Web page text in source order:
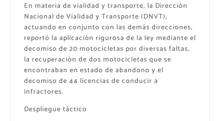
En materia de vialidad y transporte, la Dirección
Nacional de Vialidad y Transporte (DNVT),
actuando en conjunto con las demás direcciones,
reportó la aplicación rigurosa de la ley mediante el
decomiso de 20 motocicletas por diversas faltas,
la recuperación de dos motocicletas que se
encontraban en estado de abandono y el
decomiso de 44 licencias de conducir a
infractores.
Despliegue táctico